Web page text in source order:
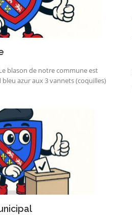
blason de notre commune est
azur aux 3 vannets (coquilles)